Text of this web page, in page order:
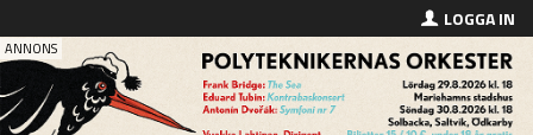
LOGGA IN